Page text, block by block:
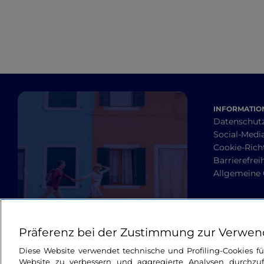
Social-
Cookie-
Allgemeine
Präferenz bei der Zustimmung zur
Diese Website verwendet technische und Profiling-Cookies
Website zu verbessern und aggregierte Analysen